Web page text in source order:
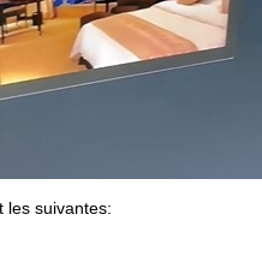
les suivantes: